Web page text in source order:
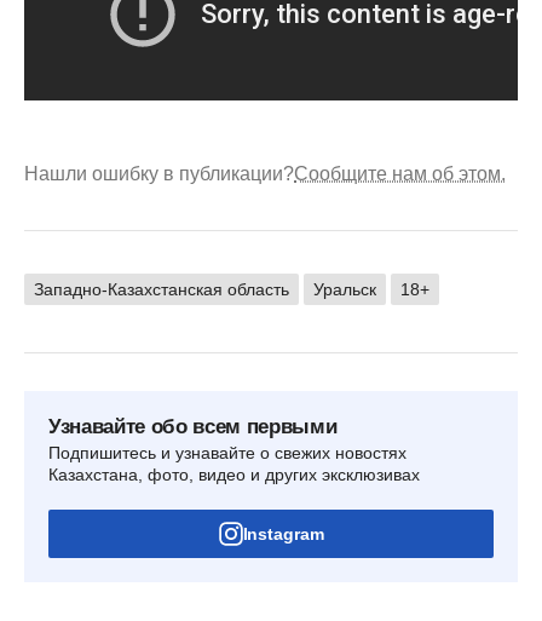
Нашли ошибку в публикации?Сообщите нам об этом.
Западно-Казахстанская область Уральск 18+
Узнавайте обо всем первыми
Подпишитесь и узнавайте о свежих новостях
Казахстана, фото, видео и других эксклюзивах
Instagram